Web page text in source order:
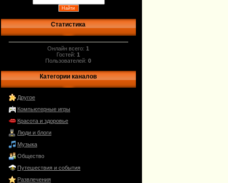
Статистика
Онлайн всего:1
Гостей:1
Пользователей:0
Категории каналов
Другое
Компьютерные игры
Красота и здоровье
Люди и блоги
Музыка
Общество
Путешествия и события
Развлечения